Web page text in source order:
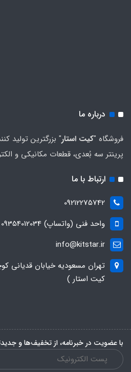
درباره ما
فروشگاه "کیت استار" بزرگترین تولید
پرینتر سه بُعدی، قطعات مکانیکی و
ارتباط با ما
09212275742
واحد فنی (واتساپ) 09354012034
info@kitstar.ir
تهران مسعودیه خیابان قدیانی
کیت استار )
با عضویت در خبرنامه، از تخفیف‌ها و